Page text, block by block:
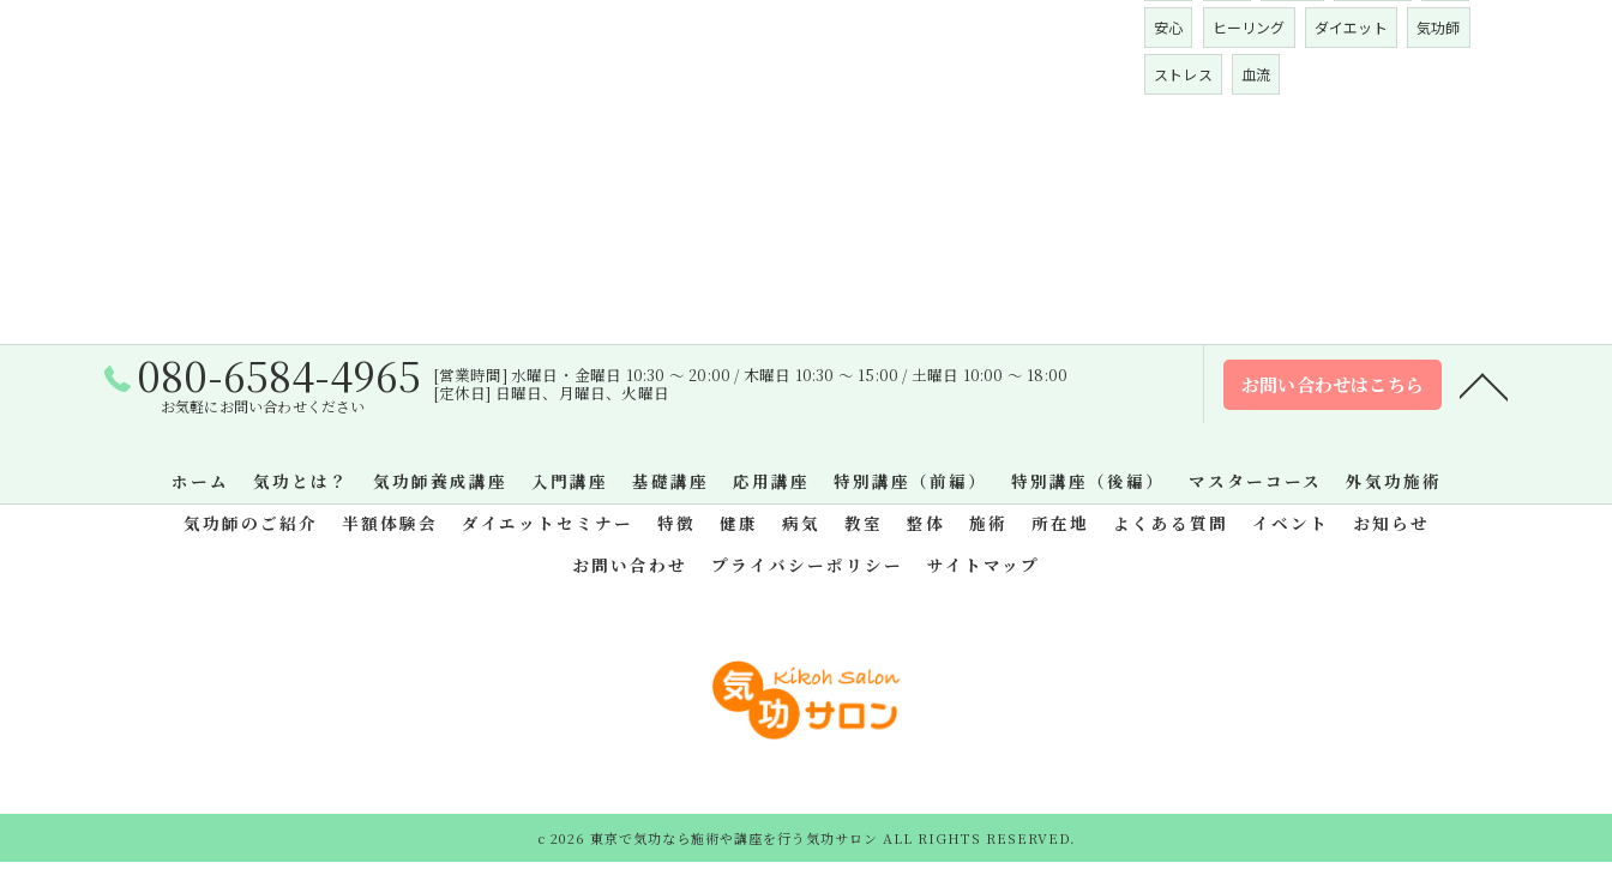
安心 ヒーリング ダイエット 気功師
ストレス 血流
080-6584-4965
お気軽にお問い合わせください
[営業時間] 水曜日・金曜日 10:30 〜 20:00 / 木曜日 10:30 〜 15:00 / 土曜日 10:00 〜 18:00
[定休日] 日曜日、月曜日、火曜日
お問い合わせはこちら
ホーム 気功とは？ 気功師養成講座 入門講座 基礎講座 応用講座 特別講座（前編） 特別講座（後編） マスターコース
外気功施術
気功師のご紹介
半額体験会 ダイエットセミナー 特徴 健康 病気 教室 整体 施術 所在地 よくある質問 イベント
お知らせ
お問い合わせ
プライバシーポリシー サイトマップ
c 2026 東京で気功なら施術や講座を行う気功サロン ALL RIGHTS RESERVED.